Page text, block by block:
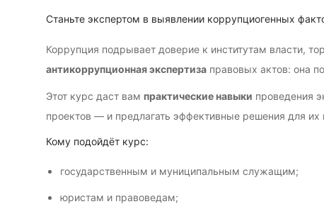
Станьте экспертом в выявлении коррупциогенных
Коррупция подрывает доверие к институтам власти,
антикоррупционнаяэкспертиза правовых актов: она
Этот курс даст вам практические навыки проведения
проектов — и предлагать эффективные решения для их
Кому подойдёт курс:
государственным и муниципальным служащим;
юристам и правоведам;